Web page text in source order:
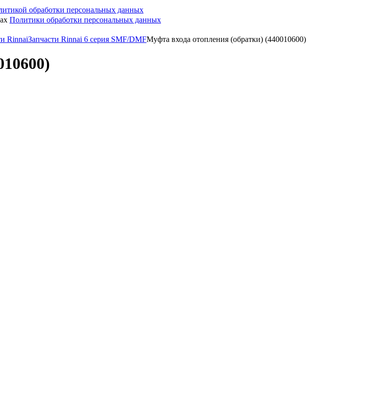
обработки персональных данных
Политики обработки персональных данных
RinnaiЗапчасти Rinnai 6 серия SMF/DMFМуфта входа отопления (обратки) (440010600)